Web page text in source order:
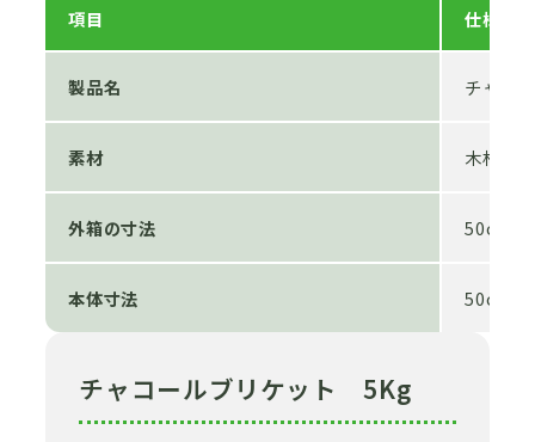
項目 仕様
製品名 チャコ
素材 木材（
外箱の寸法 50cm
本体寸法 50cm
チャコールブリケット 5Kg